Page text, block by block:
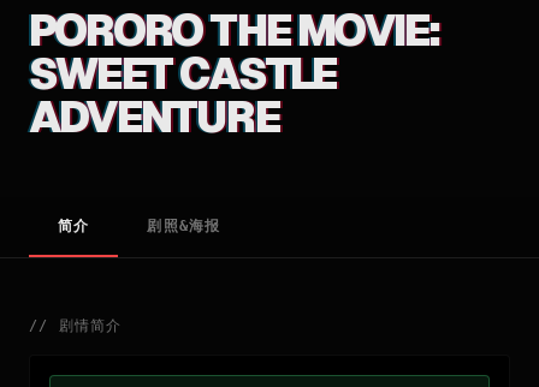
PORORO THE MOVIE:
SWEET CASTLE
ADVENTURE
简介 剧照&海报
// 剧情简介